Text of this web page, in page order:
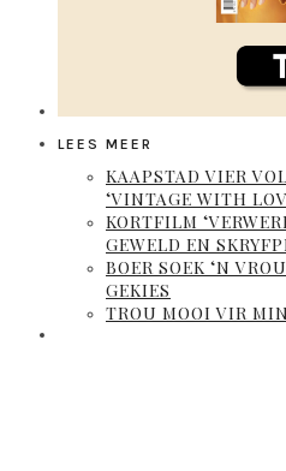
LEES MEER
KAAPSTAD VIER
‘VINTAGE WITH
KORTFILM
GEWELD EN
BOER SOEK ‘N
GEKIES
TROU MOOI VIR